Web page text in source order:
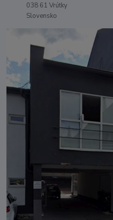
038 61 Vrútky
Slovensko